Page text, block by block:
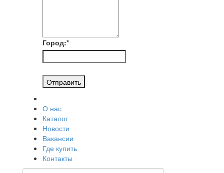
Город:*
Отправить
О нас
Каталог
Новости
Вакансии
Где купить
Контакты